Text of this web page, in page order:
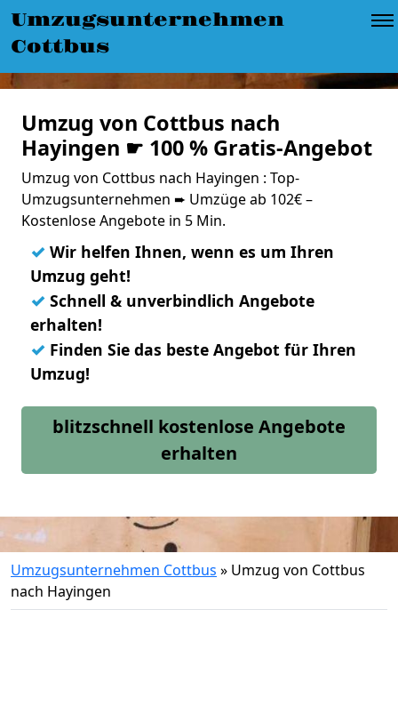
Umzugsunternehmen
Cottbus
Umzug von Cottbus nach
Hayingen ☛ 100 % Gratis-Angebot
Umzug von Cottbus nach Hayingen : Top-
Umzugsunternehmen ➨ Umzüge ab 102€ –
Kostenlose Angebote in 5 Min.
✓ Wir helfen Ihnen, wenn es um Ihren
Umzug geht!
✓ Schnell & unverbindlich Angebote
erhalten!
✓ Finden Sie das beste Angebot für Ihren
Umzug!
blitzschnell kostenlose Angebote
erhalten
Umzugsunternehmen Cottbus » Umzug von Cottbus
nach Hayingen